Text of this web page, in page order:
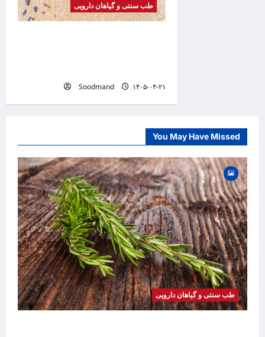
طب سنتی و گیاهان دارویی
Soodmand ۱۴۰۵-۰۴-۲۱
You May Have Missed
طب سنتی و گیاهان دارویی